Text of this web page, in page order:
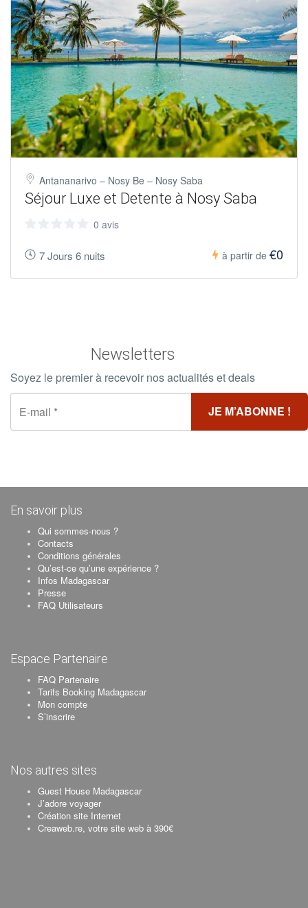
Antananarivo – Nosy Be – Nosy Saba
Séjour Luxe et Detente à Nosy Saba
0 avis
7 Jours 6 nuits à partir de €0
Newsletters
Soyez le premier à recevoir nos actualités et deals
En savoir plus
Qui sommes-nous ?
Contacts
Conditions générales
Qu’est-ce qu’une expérience ?
Infos Madagascar
Presse
FAQ Utilisateurs
Espace Partenaire
FAQ Partenaire
Tarifs Booking Madagascar
Mon compte
S’inscrire
Nos autres sites
Guest House Madagascar
J’adore voyager
Création site Internet
Creaweb.re, votre site web à 390€